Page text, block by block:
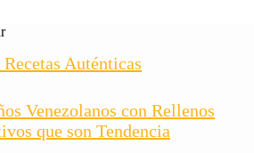
Auténticas
Venezolanos con Rellenos
que son Tendencia